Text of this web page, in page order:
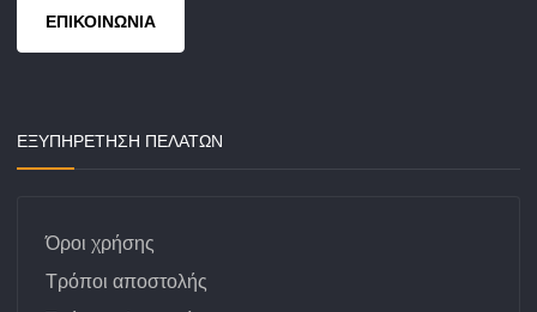
ΕΠΙΚΟΙΝΩΝΙΑ
ΕΞΥΠΗΡΕΤΗΣΗ ΠΕΛΑΤΩΝ
Όροι χρήσης
Τρόποι αποστολής